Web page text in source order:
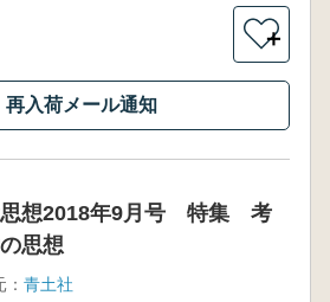
＋
再入荷メール通知
想2018年9月号 特集 考
思想
青土社